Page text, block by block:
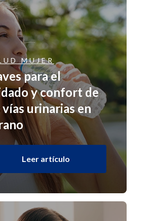
MUJER
para el
y confort de
vías urinarias en
Leer artículo